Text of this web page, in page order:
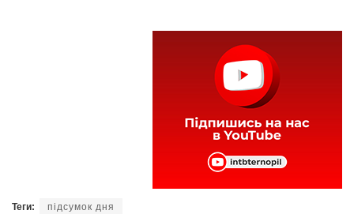
Теги: підсумок дня